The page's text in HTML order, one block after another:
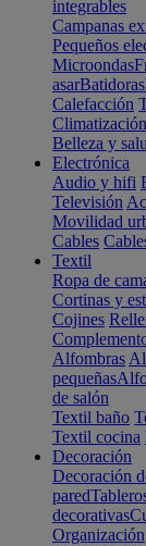
integrables
Campanas
Pequeños
Microondas
asarBatidoras
Calefacción
Climatización
Belleza y
Electrónica
Audio y hifi
Televisión
Movilidad
Cables
Textil
Ropa de
Cortinas y
Cojines
Alfombras
pequeñas
de salón
Textil baño
Textil cocina
Decoración
Decoración
pared
decorativas
Organización